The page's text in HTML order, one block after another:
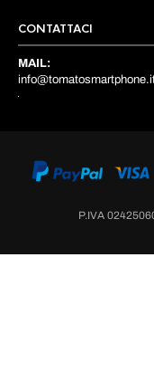
CONTATTACI
MAIL:
P.IVA